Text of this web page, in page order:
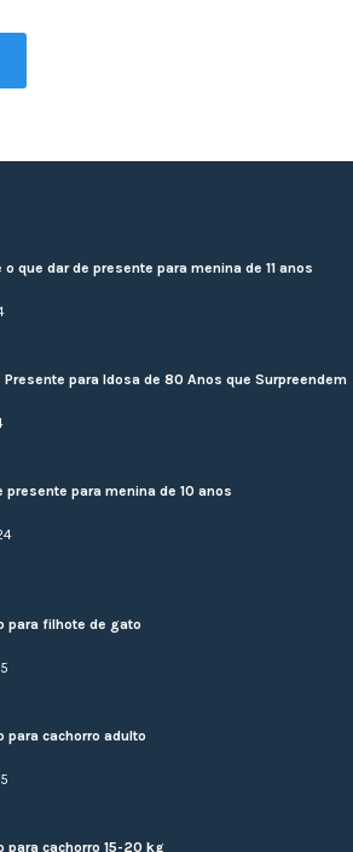
que dar de presente para menina de 11 anos
Presente para Idosa de 80 Anos que Surpreendem
presente para menina de 10 anos
para filhote de gato
para cachorro adulto
para cachorro 15-20 kg